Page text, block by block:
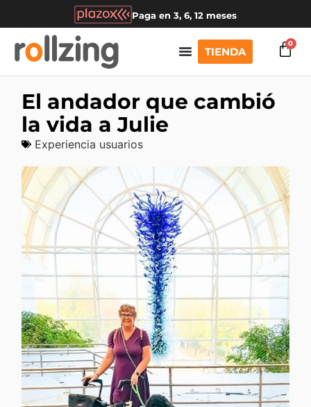
Paga en 3, 6, 12 meses
TIENDA
0
El andador que cambió
la vida a Julie
Experiencia usuarios